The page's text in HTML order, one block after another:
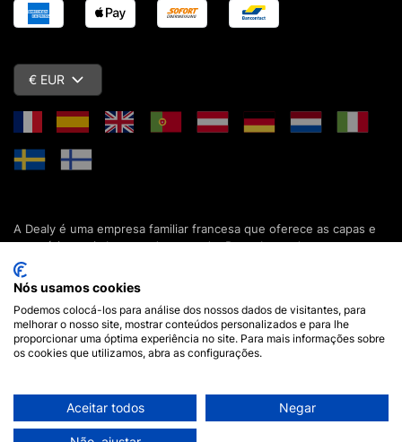
€ EUR
A Dealy é uma empresa familiar francesa que oferece as capas e
acessórios mais baratos do mercado. Descubra todas as nossas
colecções de capas, estojos, protecções de ecrã e acessórios
para o seu smartphone, tablet, computador ou relógio conectado.
Desde 2012, apresentamos novidades todos os dias para lhe
oferecer ainda mais opções de escolha. Mais de 600.000 clientes
em França e em todo o mundo já confiam na Dealy. Se tiver
alguma pergunta, a nossa equipa está disponível 7 dias por
© 2026 Dealy - Todos os direitos reservados
• Termos e Condições Gerais de Compra
Nós usamos cookies
Podemos colocá-los para análise dos nossos dados de visitantes, para
melhorar o nosso site, mostrar conteúdos personalizados e para lhe
proporcionar uma óptima experiência no site. Para mais informações sobre
os cookies que utilizamos, abra as configurações.
Aceitar todos Negar